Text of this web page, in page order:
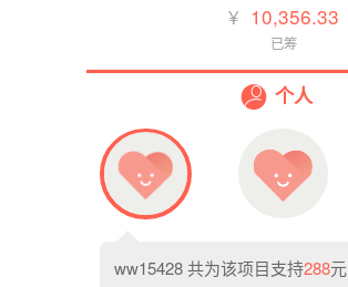
¥ 10,356.33
已筹
个人
ww15428共为该项目支持288元